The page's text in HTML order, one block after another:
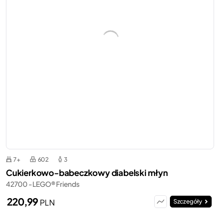
7+ 602 3
Cukierkowo-babeczkowy diabelski młyn
42700 - LEGO® Friends
220,99PLN Szczegóły